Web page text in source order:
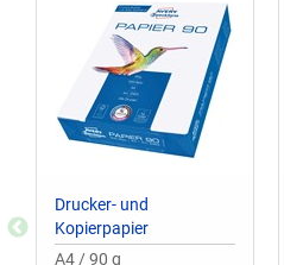
Drucker- und
Kopierpapier
A4 / 90 g